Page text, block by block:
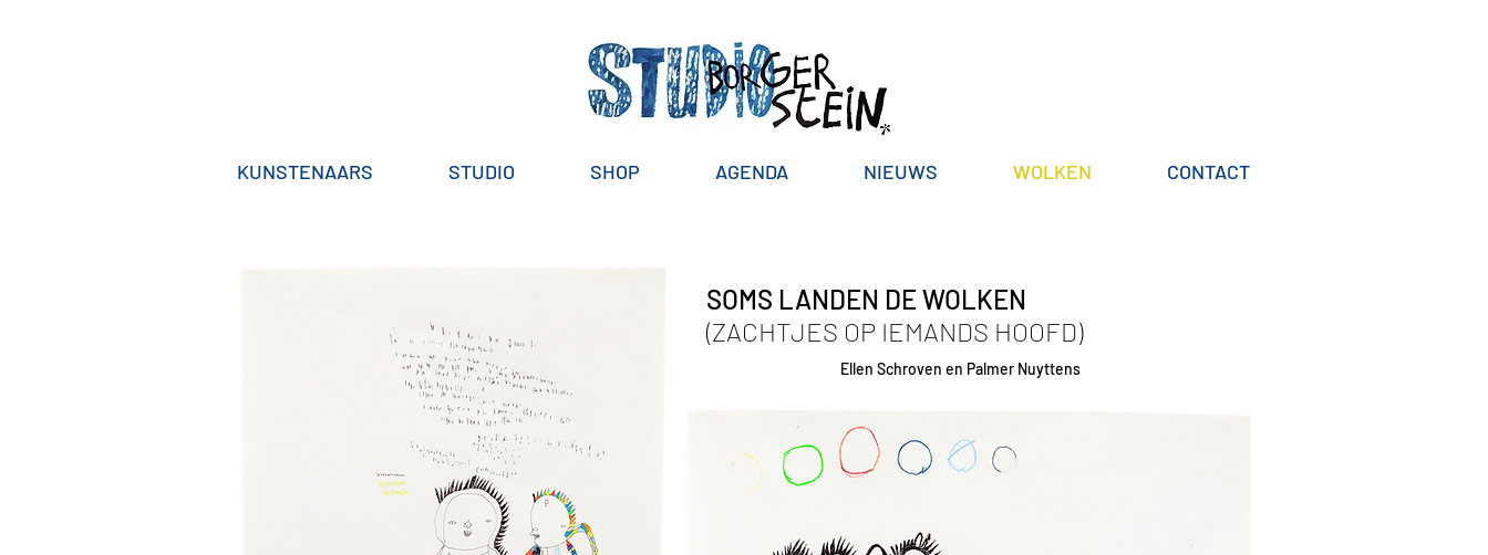
KUNSTENAARS STUDIO SHOP AGENDA NIEUWS WOLKEN CONTACT
SOMS LANDEN DE WOLKEN
(ZACHTJES OP IEMANDS HOOFD)
Ellen Schroven en Palmer Nuyttens